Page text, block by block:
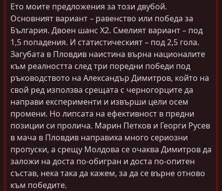
Ето моите предложения за този двубой.
Основният вариант – равенство или победа за
България. Двоен шанс Х2. Смелият вариант – под
1,5 попадения. И статистическият – под 2,5 гола.
Загубата в Пловдив наистина върна националите
към реалността след три поредни победи под
ръководството на Александър Димитров, който на
свой ред използва срещата с черногорците да
направи експерименти и извърши цели осем
промени. Но липсата на ефективност в предни
позиции си пролича. Марин Петков и Георги Русев
в мача в Пловдив направиха много сериозни
пропуски, а срещу Молдова се очаква Димитров да
заложи на доста по-обигран и доста по-опитен
състав, нека така да кажем, за да се върне отново
към победите.